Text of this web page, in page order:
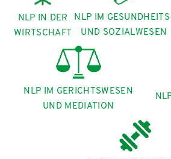
NLP IN DER
WIRTSCHAFT
NLP IM
UND SOZIALWESEN
NLP IM GERICHTSWESEN
UND MEDIATION